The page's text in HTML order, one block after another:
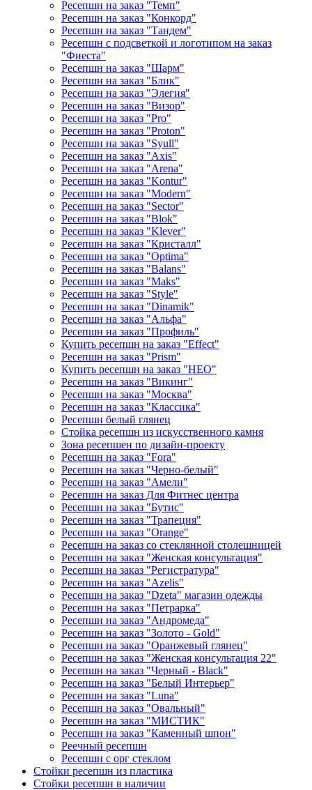
Ресепшн на заказ "Темп"
Ресепшн на заказ "Конкорд"
Ресепшн на заказ "Тандем"
Ресепшн с подсветкой и логотипом на заказ
"Фиеста"
Ресепшн на заказ "Шарм"
Ресепшн на заказ "Блик"
Ресепшн на заказ "Элегия"
Ресепшн на заказ "Визор"
Ресепшн на заказ "Pro"
Ресепшн на заказ "Proton"
Ресепшн на заказ "Syull"
Ресепшн на заказ "Axis"
Ресепшн на заказ "Arena"
Ресепшн на заказ "Kontur"
Ресепшн на заказ "Modern"
Ресепшн на заказ "Sector"
Ресепшн на заказ "Blok"
Ресепшн на заказ "Klever"
Ресепшн на заказ "Кристалл"
Ресепшн на заказ "Optima"
Ресепшн на заказ "Balans"
Ресепшн на заказ "Maks"
Ресепшн на заказ "Style"
Ресепшн на заказ "Dinamik"
Ресепшн на заказ "Альфа"
Ресепшн на заказ "Профиль"
Купить ресепшн на заказ "Effect"
Ресепшн на заказ "Prism"
Купить ресепшн на заказ "НЕО"
Ресепшн на заказ "Викинг"
Ресепшн на заказ "Москва"
Ресепшн на заказ "Классика"
Ресепшн белый глянец
Стойка ресепшн из искусственного камня
Зона ресепшен по дизайн-проекту
Ресепшн на заказ "Fora"
Ресепшн на заказ "Черно-белый"
Ресепшн на заказ "Амели"
Ресепшн на заказ Для Фитнес центра
Ресепшн на заказ "Бутис"
Ресепшн на заказ "Трапеция"
Ресепшн на заказ "Orange"
Ресепшн на заказ со стеклянной столешницей
Ресепшн на заказ "Женская консультация"
Ресепшн на заказ "Регистратура"
Ресепшн на заказ "Azelis"
Ресепшн на заказ "Dzeta" магазин одежды
Ресепшн на заказ "Петрарка"
Ресепшн на заказ "Андромеда"
Ресепшн на заказ "Золото - Gold"
Ресепшн на заказ "Оранжевый глянец"
Ресепшн на заказ "Женская консультация 22"
Ресепшн на заказ "Черный - Black"
Ресепшн на заказ "Белый Интерьер"
Ресепшн на заказ "Luna"
Ресепшн на заказ "Овальный"
Ресепшн на заказ "МИСТИК"
Ресепшн на заказ "Каменный шпон"
Реечный ресепшн
Ресепшн с орг стеклом
Стойки ресепшн из пластика
Стойки ресепшн в наличии